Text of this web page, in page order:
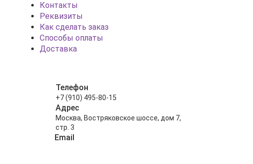
Контакты
Реквизиты
Как сделать заказ
Способы оплаты
Доставка
Телефон
+7 (910) 495-80-15
Адрес
Москва, Востряковское шоссе, дом 7,
стр. 3
Email